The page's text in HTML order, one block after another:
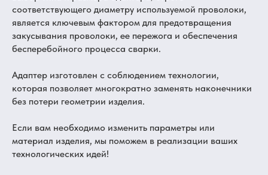
соответствующего диаметру используемой проволоки,
является ключевым фактором для предотвращения
закусывания проволоки, ее пережога и обеспечения
бесперебойного процесса сварки.
Адаптер изготовлен с соблюдением технологии,
которая позволяет многократно заменять наконечники
без потери геометрии изделия.
Если вам необходимо изменить параметры или
материал изделия, мы поможем в реализации ваших
технологических идей!